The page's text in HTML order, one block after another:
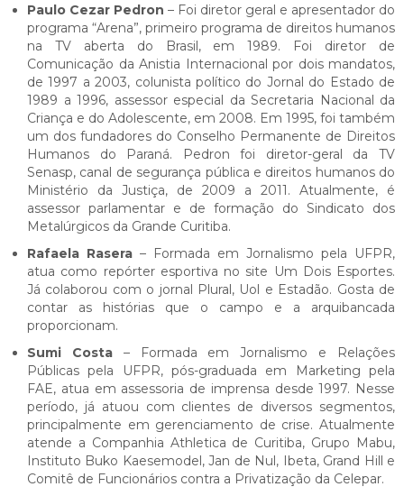
Paulo Cezar Pedron – Foi diretor geral e apresentador do
programa “Arena”, primeiro programa de direitos humanos
na TV aberta do Brasil, em 1989. Foi diretor de
Comunicação da Anistia Internacional por dois mandatos,
de 1997 a 2003, colunista político do Jornal do Estado de
1989 a 1996, assessor especial da Secretaria Nacional da
Criança e do Adolescente, em 2008. Em 1995, foi também
um dos fundadores do Conselho Permanente de Direitos
Humanos do Paraná. Pedron foi diretor-geral da TV
Senasp, canal de segurança pública e direitos humanos do
Ministério da Justiça, de 2009 a 2011. Atualmente, é
assessor parlamentar e de formação do Sindicato dos
Metalúrgicos da Grande Curitiba.
Rafaela Rasera – Formada em Jornalismo pela UFPR,
atua como repórter esportiva no site Um Dois Esportes.
Já colaborou com o jornal Plural, Uol e Estadão. Gosta de
contar as histórias que o campo e a arquibancada
proporcionam.
Sumi Costa– Formada em Jornalismo e Relações
Públicas pela UFPR, pós-graduada em Marketing pela
FAE, atua em assessoria de imprensa desde 1997. Nesse
período, já atuou com clientes de diversos segmentos,
principalmente em gerenciamento de crise. Atualmente
atende a Companhia Athletica de Curitiba, Grupo Mabu,
Instituto Buko Kaesemodel, Jan de Nul, Ibeta, Grand Hill e
Comitê de Funcionários contra a Privatização da Celepar.